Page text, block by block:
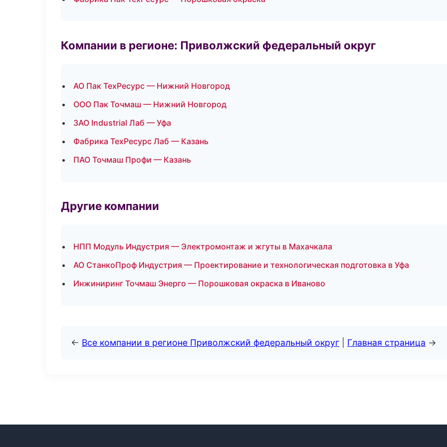
Компании в регионе: Приволжский федеральный округ
АО Пак ТехРесурс — Нижний Новгород
ООО Пак Точмаш — Нижний Новгород
ЗАО Industrial Лаб — Уфа
Фабрика ТехРесурс Лаб — Казань
ПАО Точмаш Профи — Казань
Другие компании
НПП Модуль Индустрия — Электромонтаж и жгуты в Махачкала
АО СтанкоПроф Индустрия — Проектирование и технологическая подготовка в Уфа
Инжиниринг Точмаш Энерго — Порошковая окраска в Иваново
← Все компании в регионе Приволжский федеральный округ Главная страница →